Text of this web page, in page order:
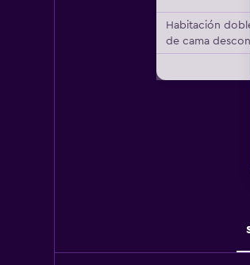
Habitación
de cama